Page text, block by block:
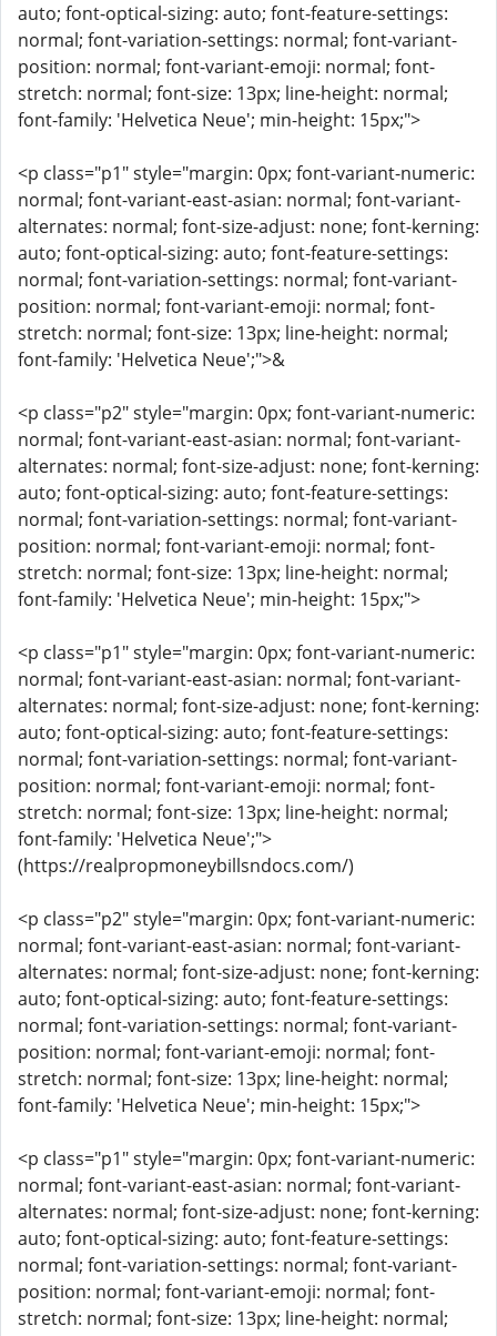
auto; font-optical-sizing: auto; font-feature-settings:
normal; font-variation-settings: normal; font-variant-
position: normal; font-variant-emoji: normal; font-
stretch: normal; font-size: 13px; line-height: normal;
font-family: 'Helvetica Neue'; min-height: 15px;">
<p class="p1" style="margin: 0px; font-variant-numeric:
normal; font-variant-east-asian: normal; font-variant-
alternates: normal; font-size-adjust: none; font-kerning:
auto; font-optical-sizing: auto; font-feature-settings:
normal; font-variation-settings: normal; font-variant-
position: normal; font-variant-emoji: normal; font-
stretch: normal; font-size: 13px; line-height: normal;
font-family: 'Helvetica Neue';">&
<p class="p2" style="margin: 0px; font-variant-numeric:
normal; font-variant-east-asian: normal; font-variant-
alternates: normal; font-size-adjust: none; font-kerning:
auto; font-optical-sizing: auto; font-feature-settings:
normal; font-variation-settings: normal; font-variant-
position: normal; font-variant-emoji: normal; font-
stretch: normal; font-size: 13px; line-height: normal;
font-family: 'Helvetica Neue'; min-height: 15px;">
<p class="p1" style="margin: 0px; font-variant-numeric:
normal; font-variant-east-asian: normal; font-variant-
alternates: normal; font-size-adjust: none; font-kerning:
auto; font-optical-sizing: auto; font-feature-settings:
normal; font-variation-settings: normal; font-variant-
position: normal; font-variant-emoji: normal; font-
stretch: normal; font-size: 13px; line-height: normal;
font-family: 'Helvetica Neue';">
(https://realpropmoneybillsndocs.com/)
<p class="p2" style="margin: 0px; font-variant-numeric:
normal; font-variant-east-asian: normal; font-variant-
alternates: normal; font-size-adjust: none; font-kerning:
auto; font-optical-sizing: auto; font-feature-settings:
normal; font-variation-settings: normal; font-variant-
position: normal; font-variant-emoji: normal; font-
stretch: normal; font-size: 13px; line-height: normal;
font-family: 'Helvetica Neue'; min-height: 15px;">
<p class="p1" style="margin: 0px; font-variant-numeric:
normal; font-variant-east-asian: normal; font-variant-
alternates: normal; font-size-adjust: none; font-kerning:
auto; font-optical-sizing: auto; font-feature-settings:
normal; font-variation-settings: normal; font-variant-
position: normal; font-variant-emoji: normal; font-
stretch: normal; font-size: 13px; line-height: normal;